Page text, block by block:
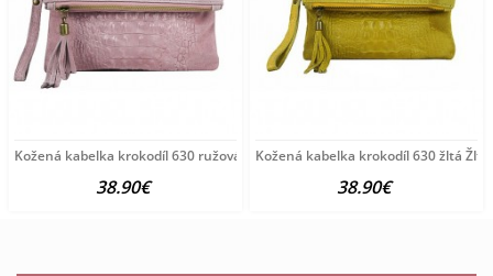
Kožená kabelka krokodíl 630 ružová Ružová
38.90€
Kožená kabelka krokodíl 630 žltá Žltá
38.90€